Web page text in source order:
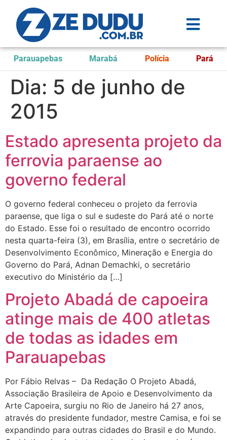
Parauapebas Marabá Polícia Pará
Dia: 5 de junho de
2015
Estado apresenta projeto da
ferrovia paraense ao
governo federal
O governo federal conheceu o projeto da ferrovia
paraense, que liga o sul e sudeste do Pará até o norte
do Estado. Esse foi o resultado de encontro ocorrido
nesta quarta-feira (3), em Brasília, entre o secretário de
Desenvolvimento Econômico, Mineração e Energia do
Governo do Pará, Adnan Demachki, o secretário
executivo do Ministério da […]
Projeto Abadá de capoeira
atinge mais de 400 atletas
de todas as idades em
Parauapebas
Por Fábio Relvas – Da Redação O Projeto Abadá,
Associação Brasileira de Apoio e Desenvolvimento da
Arte Capoeira, surgiu no Rio de Janeiro há 27 anos,
através do presidente fundador, mestre Camisa, e foi se
expandindo para outras cidades do Brasil e do Mundo.